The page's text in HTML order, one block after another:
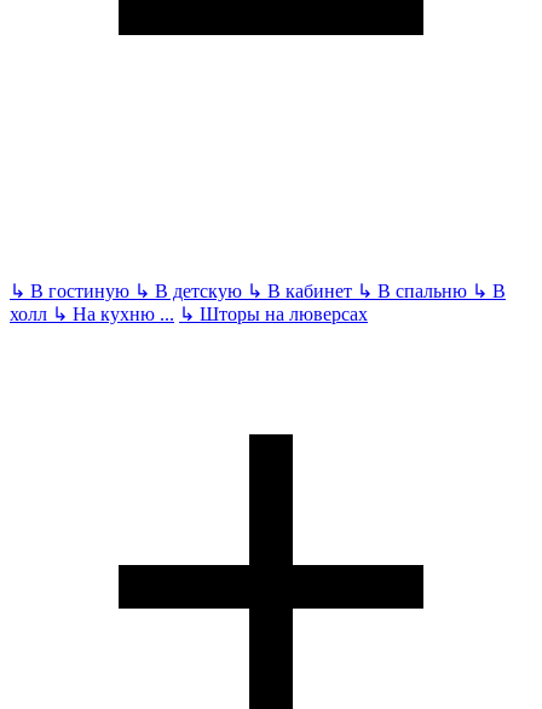
↳ В гостиную ↳ В детскую ↳ В кабинет ↳ В спальню ↳ В
холл ↳ На кухню ... ↳ Шторы на люверсах